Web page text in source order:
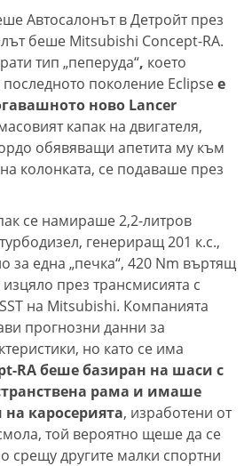
Автосалонът в Детройт през
беше Mitsubishi Concept-RA.
тип „пеперуда“, което
поколение Eclipseе
ново Lancer
капак на двигателя,
обявяващи апетита му към
колонката, се подаваше през
се намираше 2,2-литров
генериращ 201 к.с.,
за една „печка“, 420 Nm въртящ
през трансмисията с
на Mitsubishi. Компанията
прогнозни данни за
но като се има
RA беше базиран на шаси с
рама и имаше
каросерията, изработени от
той вероятно щеше да се
срещу другите малки спортни